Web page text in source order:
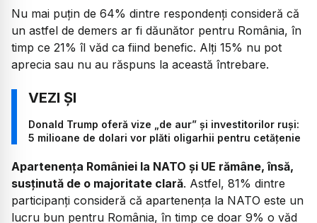
Nu mai puțin de 64% dintre respondenți consideră că
un astfel de demers ar fi dăunător pentru România, în
timp ce 21% îl văd ca fiind benefic. Alți 15% nu pot
aprecia sau nu au răspuns la această întrebare.
Donald Trump oferă vize „de aur” și investitorilor ruși:
5 milioane de dolari vor plăti oligarhii pentru cetățenie
Apartenența României la NATO și UE rămâne, însă,
susținută de o majoritate clară. Astfel, 81% dintre
participanți consideră că apartenența la NATO este un
lucru bun pentru România, în timp ce doar 9% o văd